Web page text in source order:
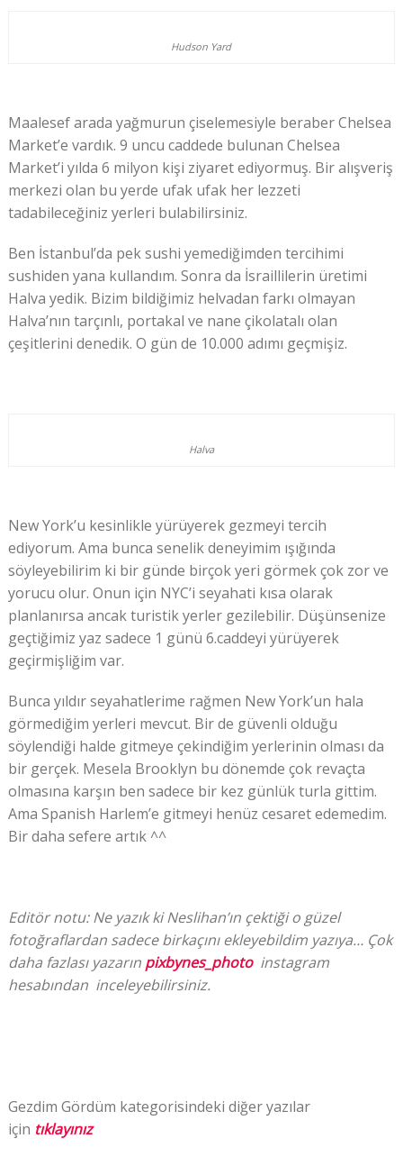
Hudson Yard
Maalesef arada yağmurun çiselemesiyle beraber Chelsea
Market’e vardık. 9 uncu caddede bulunan Chelsea
Market’i yılda 6 milyon kişi ziyaret ediyormuş. Bir alışveriş
merkezi olan bu yerde ufak ufak her lezzeti
tadabileceğiniz yerleri bulabilirsiniz.
Ben İstanbul’da pek sushi yemediğimden tercihimi
sushiden yana kullandım. Sonra da İsraillilerin üretimi
Halva yedik. Bizim bildiğimiz helvadan farkı olmayan
Halva’nın tarçınlı, portakal ve nane çikolatalı olan
çeşitlerini denedik. O gün de 10.000 adımı geçmişiz.
Halva
New York’u kesinlikle yürüyerek gezmeyi tercih
ediyorum. Ama bunca senelik deneyimim ışığında
söyleyebilirim ki bir günde birçok yeri görmek çok zor ve
yorucu olur. Onun için NYC’i seyahati kısa olarak
planlanırsa ancak turistik yerler gezilebilir. Düşünsenize
geçtiğimiz yaz sadece 1 günü 6.caddeyi yürüyerek
geçirmişliğim var.
Bunca yıldır seyahatlerime rağmen New York’un hala
görmediğim yerleri mevcut. Bir de güvenli olduğu
söylendiği halde gitmeye çekindiğim yerlerinin olması da
bir gerçek. Mesela Brooklyn bu dönemde çok revaçta
olmasına karşın ben sadece bir kez günlük turla gittim.
Ama Spanish Harlem’e gitmeyi henüz cesaret edemedim.
Bir daha sefere artık ^^
Editör notu: Ne yazık ki Neslihan’ın çektiği o güzel
fotoğraflardan sadece birkaçını ekleyebildim yazıya… Çok
daha fazlası yazarın pixbynes_photo instagram
hesabından inceleyebilirsiniz.
Gezdim Gördüm kategorisindeki diğer yazılar
için tıklayınız